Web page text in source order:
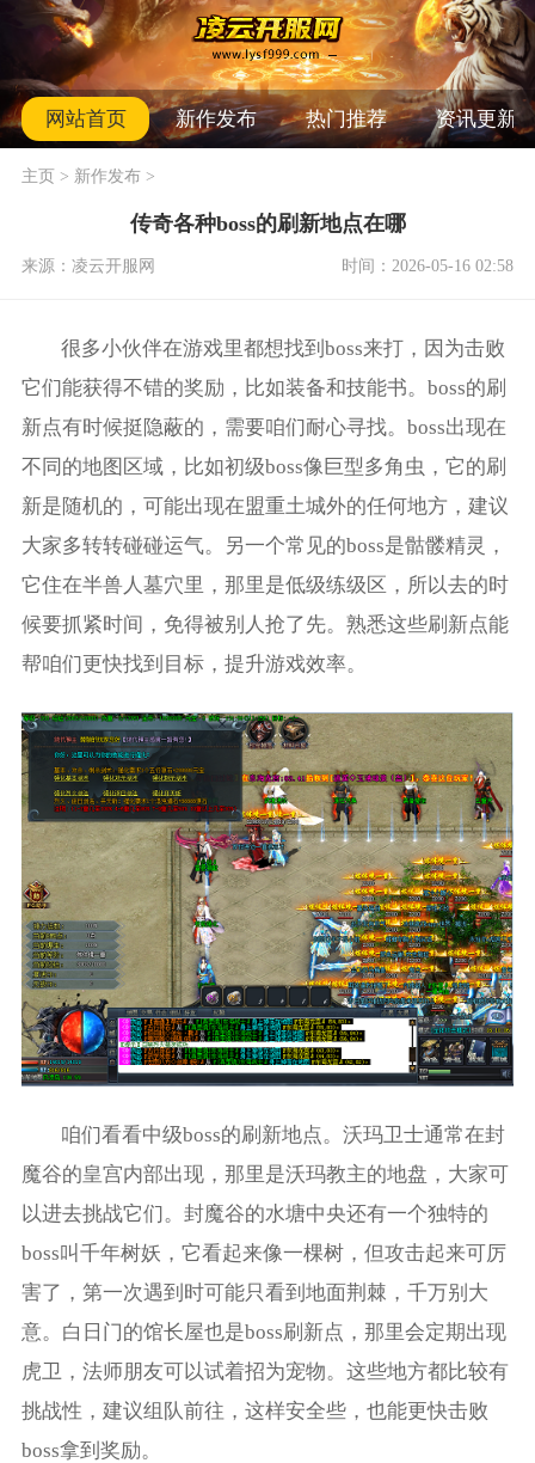
网站首页 新作发布 热门推荐 资讯更新
主页> 新作发布>
传奇各种boss的刷新地点在哪
来源：凌云开服网 时间：2026-05-16 02:58
很多小伙伴在游戏里都想找到boss来打，因为击败
它们能获得不错的奖励，比如装备和技能书。boss的刷
新点有时候挺隐蔽的，需要咱们耐心寻找。boss出现在
不同的地图区域，比如初级boss像巨型多角虫，它的刷
新是随机的，可能出现在盟重土城外的任何地方，建议
大家多转转碰碰运气。另一个常见的boss是骷髅精灵，
它住在半兽人墓穴里，那里是低级练级区，所以去的时
候要抓紧时间，免得被别人抢了先。熟悉这些刷新点能
帮咱们更快找到目标，提升游戏效率。
咱们看看中级boss的刷新地点。沃玛卫士通常在封
魔谷的皇宫内部出现，那里是沃玛教主的地盘，大家可
以进去挑战它们。封魔谷的水塘中央还有一个独特的
boss叫千年树妖，它看起来像一棵树，但攻击起来可厉
害了，第一次遇到时可能只看到地面荆棘，千万别大
意。白日门的馆长屋也是boss刷新点，那里会定期出现
虎卫，法师朋友可以试着招为宠物。这些地方都比较有
挑战性，建议组队前往，这样安全些，也能更快击败
boss拿到奖励。